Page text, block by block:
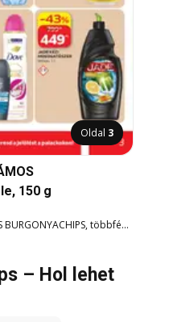
Oldal 3
150 g
AUCHAN KEDVENC HULLÁMOS BURGONYACHIPS, többféle, 150 g
– Hol lehet